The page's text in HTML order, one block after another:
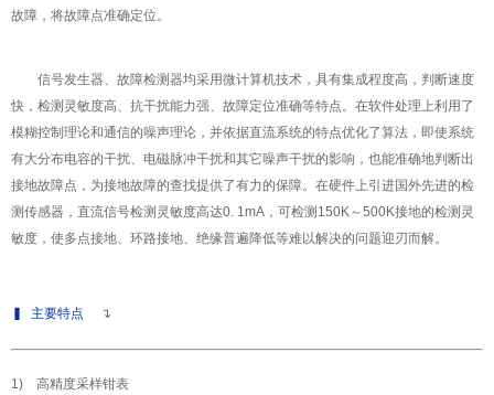
故障，将故障点准确定位。
信号发生器 、故障检测器均采用微计算机技术，具有集成程度高，判断速度
快，检测灵敏度高、抗干扰能力强、故障定位准确等特点。在软件处理上利用了
模糊控制理论和通信的噪声理论，并依据直流系统的特点优化了算法，即使系统
有大分布电容的干扰、电磁脉冲干扰和其它噪声干扰的影响，也能准确地判断出
接地故障点，为接地故障的查找提供了有力的保障。在硬件上引进国外先进的检
测传感器，直流信号检测灵敏度高达0. 1mA，可检测150K～500K接地的检测灵
敏度，使多点接地、环路接地、绝缘普遍降低等难以解决的问题迎刃而解。
▍ 主要特点 ↴
1) 高精度采样钳表